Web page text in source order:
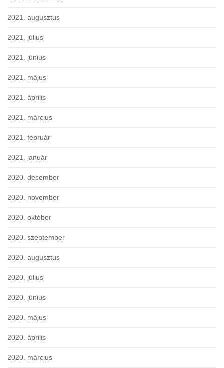
2021. augusztus
2021. július
2021. június
2021. május
2021. április
2021. március
2021. február
2021. január
2020. december
2020. november
2020. október
2020. szeptember
2020. augusztus
2020. július
2020. június
2020. május
2020. április
2020. március